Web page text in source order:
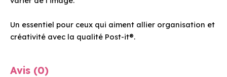
Un essentiel pour ceux qui aiment allier organisation et
créativité avec la qualité Post-it®.
Avis (0)